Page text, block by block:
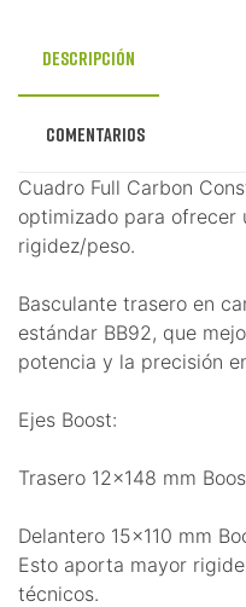
Descripción
Comentarios
Cuadro Full Carbon
optimizado para ofrecer
rigidez/peso.
Basculante trasero en
estándar BB92, que
potencia y la precisión
Ejes Boost:
Trasero 12x148 mm
Delantero 15x110 mm
Esto aporta mayor
técnicos.